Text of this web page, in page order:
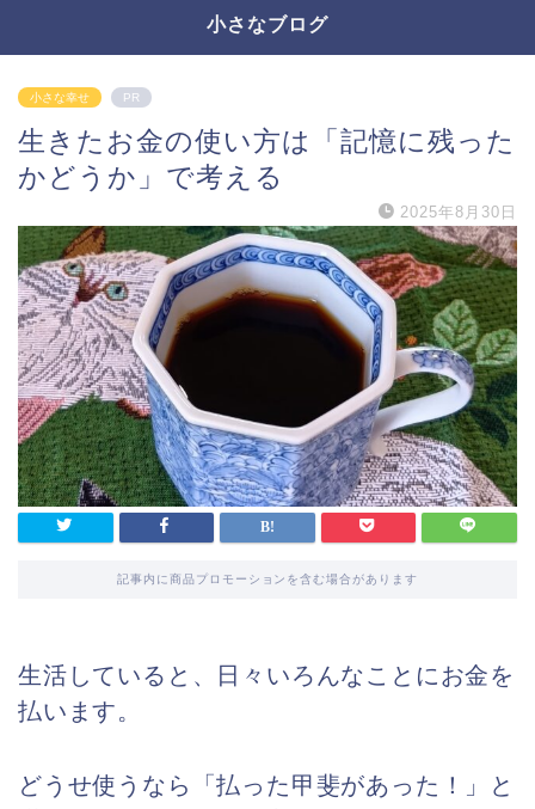
小さなブログ
小さな幸せ PR
生きたお金の使い方は「記憶に残った
かどうか」で考える
2025年8月30日
記事内に商品プロモーションを含む場合があります
生活していると、日々いろんなことにお金を
払います。
どうせ使うなら「払った甲斐があった！」と